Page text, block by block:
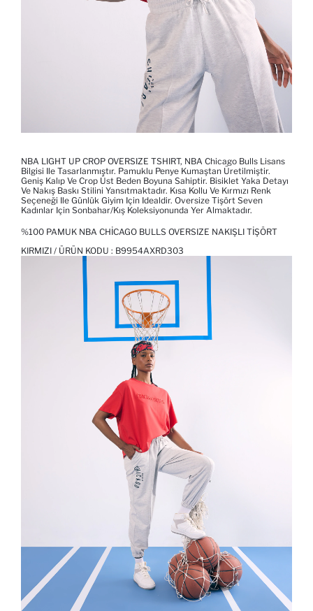
NBA LIGHT UP CROP OVERSIZE TSHIRT, NBA Chicago Bulls Lisans
Bilgisi Ile Tasarlanmıştır. Pamuklu Penye Kumaştan Üretilmiştir.
Geniş Kalıp Ve Crop Üst Beden Boyuna Sahiptir. Bisiklet Yaka Detayı
Ve Nakış Baskı Stilini Yansıtmaktadır. Kısa Kollu Ve Kırmızı Renk
Seçeneği Ile Günlük Giyim Için Idealdir. Oversize Tişört Seven
Kadınlar Için Sonbahar/kış Koleksiyonunda Yer Almaktadır.
%100 PAMUK NBA CHICAGO BULLS OVERSIZE NAKIŞLI TIŞÖRT
KIRMIZI / ÜRÜN KODU : B9954AXRD303